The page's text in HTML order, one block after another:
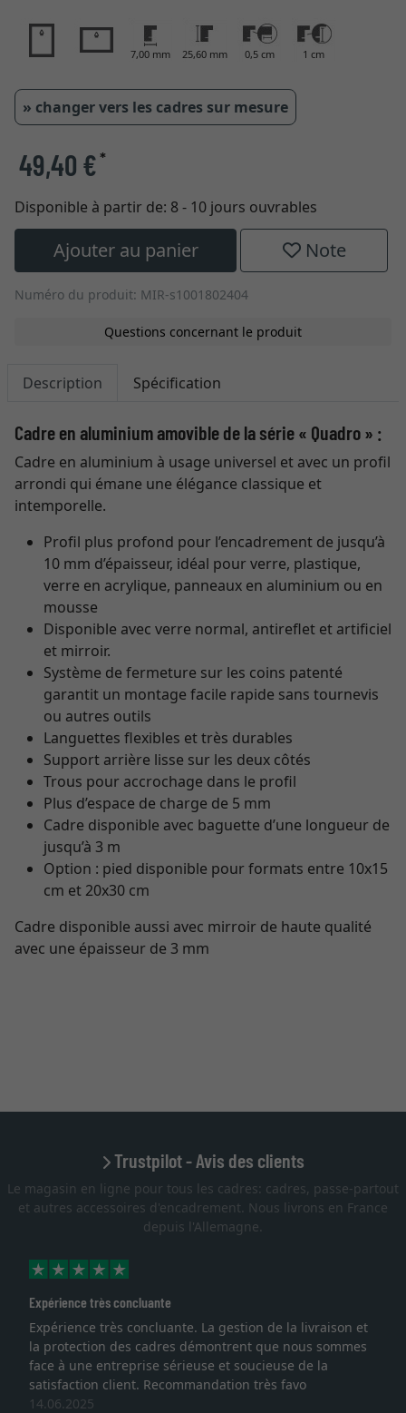
7,00 mm 25,60 mm 0,5 cm 1 cm
» changer vers les cadres sur mesure
49,40 €*
Disponible à partir de: 8 - 10 jours ouvrables
Ajouter au panier Note
Numéro du produit: MIR-s1001802404
Questions concernant le produit
Description Spécification
Cadre en aluminium amovible de la série « Quadro » :
Cadre en aluminium à usage universel et avec un profil
arrondi qui émane une élégance classique et
intemporelle.
Profil plus profond pour l’encadrement de jusqu’à
10 mm d’épaisseur, idéal pour verre, plastique,
verre en acrylique, panneaux en aluminium ou en
mousse
Disponible avec verre normal, antireflet et artificiel
et mirroir.
Système de fermeture sur les coins patenté
garantit un montage facile rapide sans tournevis
ou autres outils
Languettes flexibles et très durables
Support arrière lisse sur les deux côtés
Trous pour accrochage dans le profil
Plus d’espace de charge de 5 mm
Cadre disponible avec baguette d’une longueur de
jusqu’à 3 m
Option : pied disponible pour formats entre 10x15
cm et 20x30 cm
Cadre disponible aussi avec mirroir de haute qualité
avec une épaisseur de 3 mm
Trustpilot - Avis des clients
Le magasin en ligne pour tous les cadres: cadres, passe-partout
et autres accessoires d'encadrement. Nous livrons en France
depuis l'Allemagne.
Expérience très concluante
Expérience très concluante. La gestion de la livraison et
la protection des cadres démontrent que nous sommes
face à une entreprise sérieuse et soucieuse de la
satisfaction client. Recommandation très favo
14.06.2025